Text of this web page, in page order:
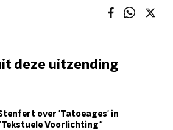
deze uitzending
over 'Tatoeages' in
Voorlichting"